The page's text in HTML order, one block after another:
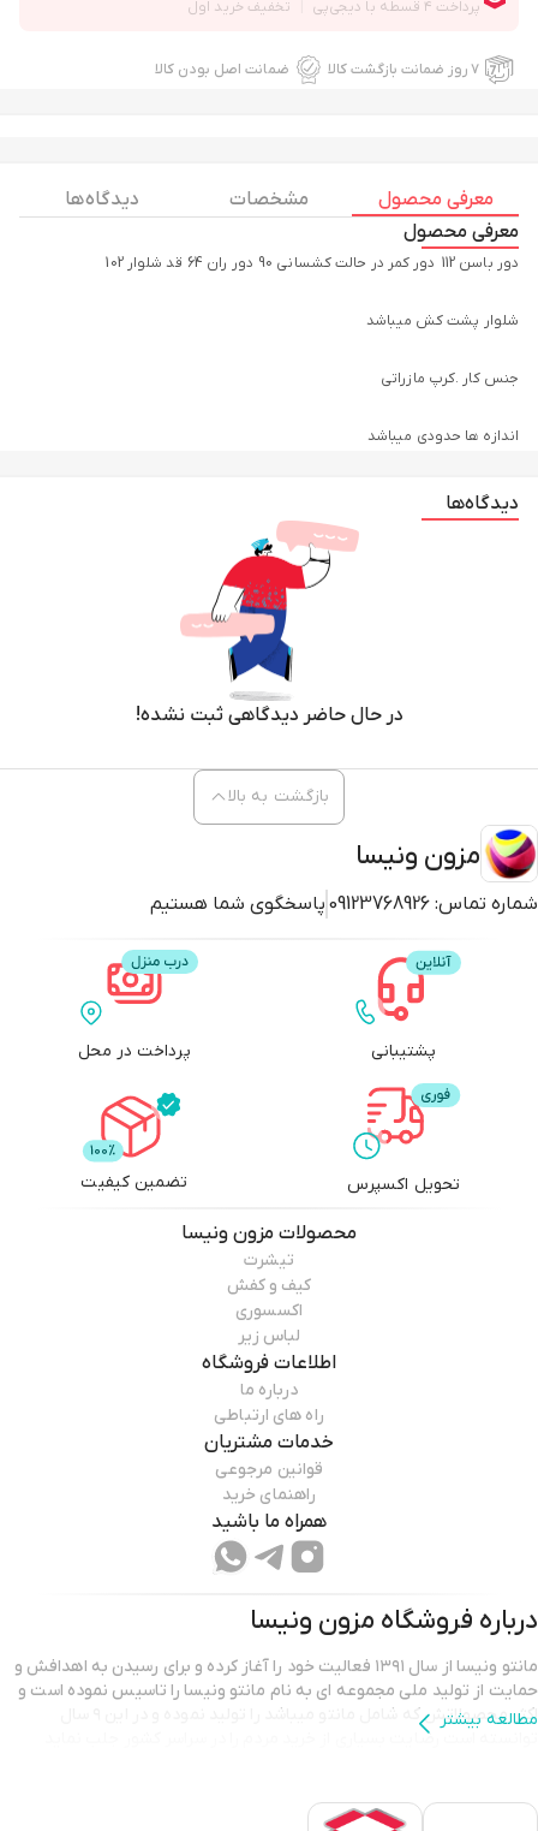
۷ روز ضمانت بازگشت کالا ضمانت اصل بودن کالا
معرفی محصول مشخصات
دیدگاه ها
معرفی محصول
دور باسن 112 دور کمر در حالت کشسانی 90 دور ران 64 قد شلوار 102
شلوار پشت کش میباشد
اندازه ها حدودی میباشد
دیدگاه‌ها
در حال حاضر دیدگاهی ثبت نشده!
مزون ونیسا
شماره تماس: 09123768926 پاسخگوی شما هستیم
بازگشت به بالا
پشتیبانی پرداخت در محل
تحویل اکسپرس تضمین کیفیت
محصولات مزون ونیسا
تیشرت
کیف و کفش
اکسسوری
لباس زیر
اطلاعات فروشگاه
درباره ما
راه های ارتباطی
خدمات مشتریان
قوانین مرجوعی
راهنمای خرید
همراه ما باشید
درباره فروشگاه مزون ونیسا
مانتو ونیسا از سال ۱۳۹۱ فعالیت خود را آغاز کرده و برای رسیدن به اهدافش و
حمایت از تولید ملی مجموعه ای به نام مانتو ونیسا را تاسیس نموده است و
توانسته است رضایت بسیاری از خرید مردم را در سراسر کشور جلب نماید
مطالعه بیشتر